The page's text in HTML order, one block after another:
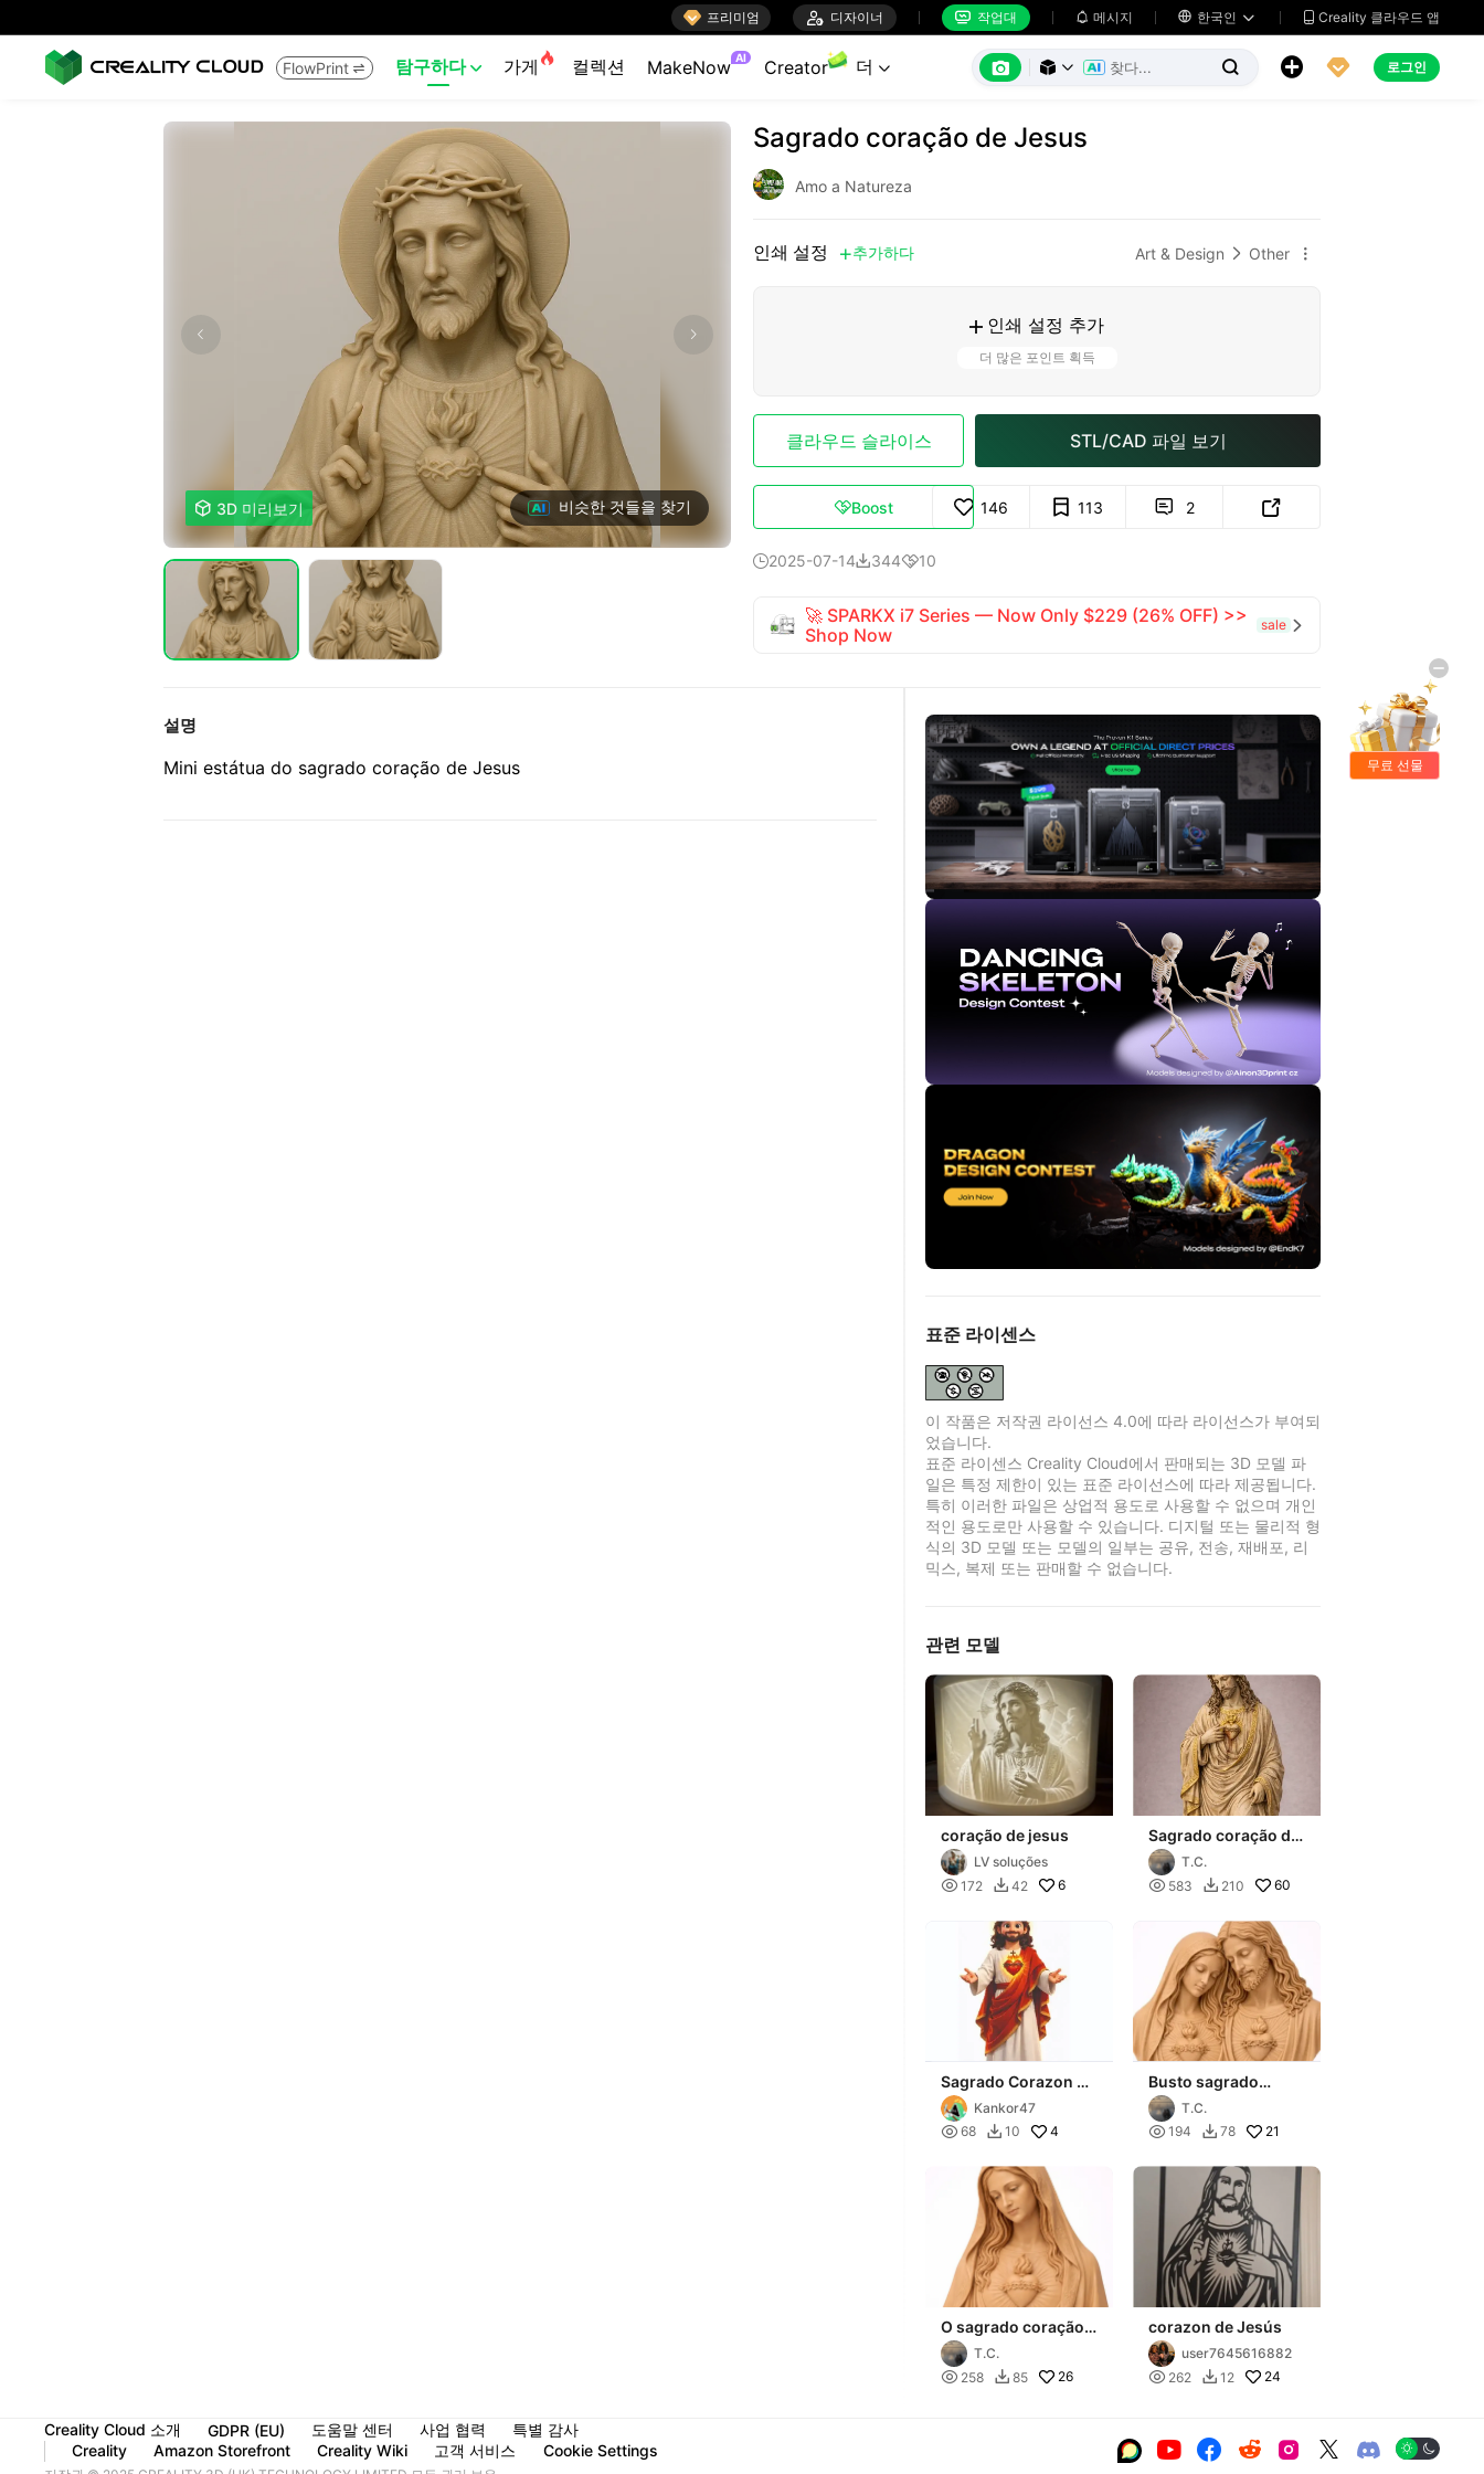
 프리미엄  디자이너  작업대  메시지  한국인   Creality 클라우드 앱
FlowPrint  탐구하다  가게  컬렉션 MakeNow AI Creator 더        로그인
 3D 미리보기 비슷한 것들을 찾기
Sagrado coração de Jesus
Amo a Natureza
인쇄 설정  추가하다 Art & Design  Other 
 인쇄 설정 추가
더 많은 포인트 획득
클라우드 슬라이스 STL/CAD 파일 보기
Boost 146 113  2 
2025-07-1434410
🚀 SPARKX i7 Series — Now Only $229 (26% OFF) >>
Shop Now
sale 
설명
Mini estátua do sagrado coração de Jesus
표준 라이센스
이 작품은 저작권 라이선스 4.0에 따라 라이선스가 부여되
었습니다.
표준 라이센스 Creality Cloud에서 판매되는 3D 모델 파
일은 특정 제한이 있는 표준 라이선스에 따라 제공됩니다.
특히 이러한 파일은 상업적 용도로 사용할 수 없으며 개인
적인 용도로만 사용할 수 있습니다. 디지털 또는 물리적 형
식의 3D 모델 또는 모델의 일부는 공유, 전송, 재배포, 리
믹스, 복제 또는 판매할 수 없습니다.
관련 모델
coração de jesus
LV soluções
 172  42 6
Sagrado coração de
JesusT.C.
 583  210 60
Sagrado Corazon de
JesusKankor47
 68  10 4
Busto sagrado
coração de Maria e
jesusT.C.
 194  78 21
O sagrado coração
de Maria - busto
T.C.
 258  85 26
corazon de Jesús
user7645616882
 262  12 24
Creality Cloud 소개 GDPR (EU) 도움말 센터 사업 협력
특별 감사
Creality
Amazon Storefront Creality Wiki 고객 서비스 Cookie Settings      
무료 선물